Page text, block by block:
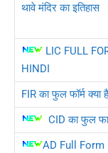
थावे मंदिर का इतिहास
LIC FULL
HINDI
FIR का फुल फॉर्म क्या
CID का फुल
AD Full Form